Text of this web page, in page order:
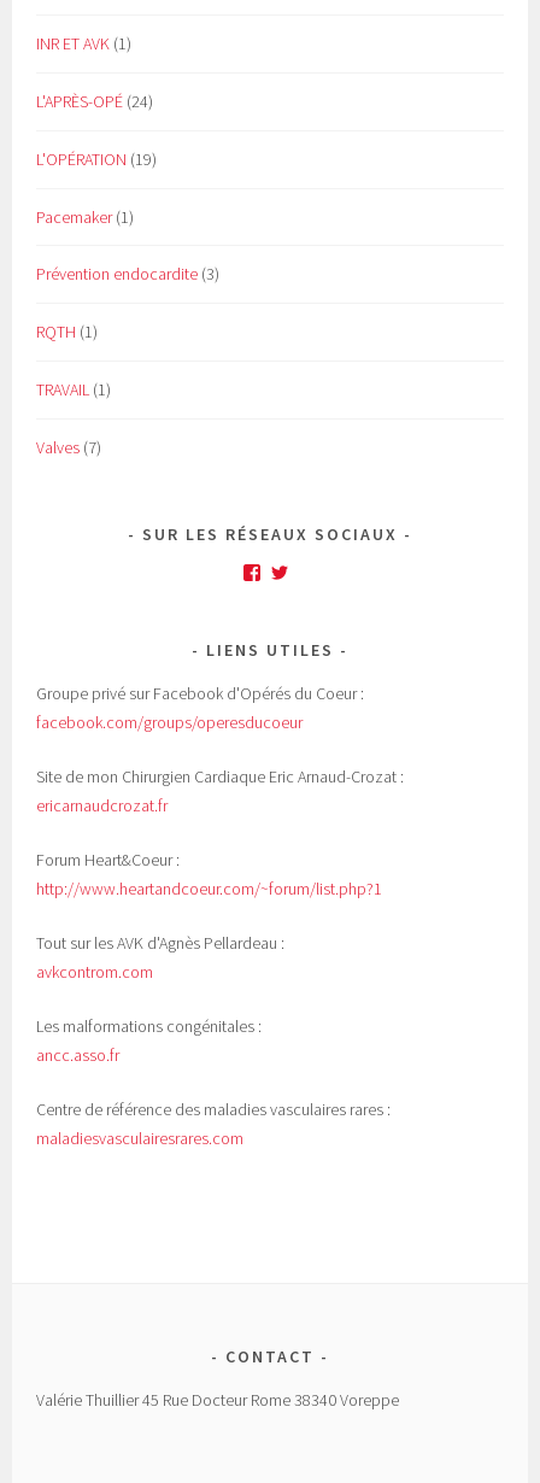
INR ET AVK (1)
L'APRÈS-OPÉ (24)
L'OPÉRATION (19)
Pacemaker(1)
Prévention endocardite (3)
RQTH (1)
TRAVAIL (1)
Valves (7)
SUR LES RÉSEAUX SOCIAUX
Facebook
LIENS UTILES
Groupe privé sur Facebook d'Opérés du Coeur :
facebook.com/groups/operesducoeur
Site de mon Chirurgien Cardiaque Eric Arnaud-Crozat :
ericarnaudcrozat.fr
Forum Heart&Coeur :
http://www.heartandcoeur.com/~forum/list.php?1
Tout sur les AVK d'Agnès Pellardeau :
avkcontrom.com
Les malformations congénitales :
ancc.asso.fr
Centre de référence des maladies vasculaires rares :
maladiesvasculairesrares.com
CONTACT
Valérie Thuillier 45 Rue Docteur Rome 38340 Voreppe